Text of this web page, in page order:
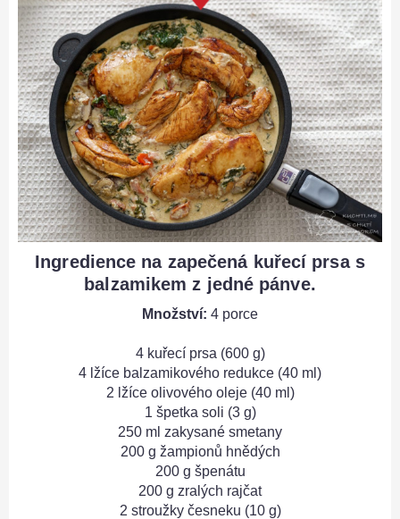
Ingredience na zapečená kuřecí prsa s
balzamikem z jedné pánve.
Množství: 4 porce
4 kuřecí prsa (600 g)
4 lžíce balzamikového redukce (40 ml)
2 lžíce olivového oleje (40 ml)
1 špetka soli (3 g)
250 ml zakysané smetany
200 g žampionů hnědých
200 g špenátu
200 g zralých rajčat
2 stroužky česneku (10 g)